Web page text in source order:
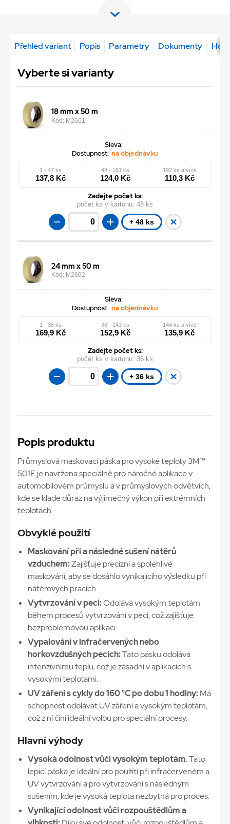
Přehled variant Popis Parametry Dokumenty
Vyberte si varianty
18 mm x 50 m
Kód: M2601
Sleva:
Dostupnost: na objednávku
1 - 47 ks
137,8 Kč
48 - 191 ks
124,0 Kč
192 ks a více
110,3 Kč
Zadejte počet ks:
počet ks v kartonu: 48 ks
+ 48 ks
24 mm x 50 m
Kód: M2602
Sleva:
Dostupnost: na objednávku
1 - 35 ks
169,9 Kč
36 - 143 ks
152,9 Kč
144 ks a více
135,9 Kč
Zadejte počet ks:
počet ks v kartonu: 36 ks
+ 36 ks
Popis produktu
Průmyslová maskovací páska pro vysoké teploty 3M™
501E je navržena speciálně pro náročné aplikace v
automobilovém průmyslu a v průmyslových odvětvích,
kde se klade důraz na výjimečný výkon při extrémních
teplotách.
Obvyklé použití
Maskování při a následné sušení nátěrů
vzduchem:Zajišťuje precizní a spolehlivé
maskování, aby se dosáhlo vynikajícího výsledku při
nátěrových pracích.
Vytvrzování v peci:Odolává vysokým teplotám
během procesů vytvrzování v peci, což zajišťuje
bezproblémovou aplikaci.
Vypalování v infračervených nebo
horkovzdušných pecích:Tato pásku odolává
intenzivnímu teplu, což je zásadní v aplikacích s
vysokými teplotami.
UV záření s cykly do 160 °C po dobu 1 hodiny:Má
schopnost odolávat UV záření a vysokým teplotám,
což z ní činí ideální volbu pro speciální procesy.
Hlavní výhody
Vysoká odolnost vůči vysokým teplotám: Tato
lepicí páska je ideální pro použití při infračerveném a
UV vytvrzování a pro vytvrzování s následným
sušením, kde je vysoká teplota nezbytná pro proces.
Vynikající odolnost vůči rozpouštědlům a